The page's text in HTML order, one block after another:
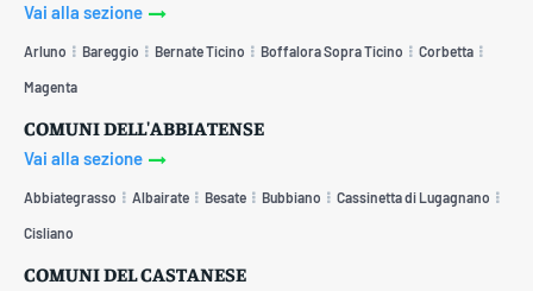
Vai alla sezione
Arluno Bareggio Bernate Ticino Boffalora Sopra Ticino Corbetta
Magenta
COMUNI DELL'ABBIATENSE
Vai alla sezione
Abbiategrasso Albairate Besate Bubbiano Cassinetta di Lugagnano
Cisliano
COMUNI DEL CASTANESE